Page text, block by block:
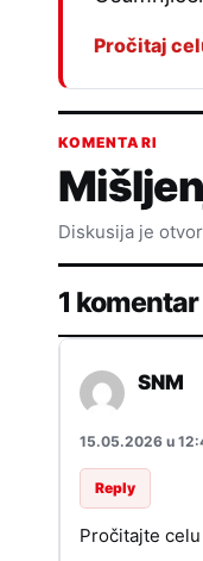
Pročitaj
KOMENTARI
Diskusija je
1 komentar
SNM
15.05.2026 u
Reply
Pročitajte